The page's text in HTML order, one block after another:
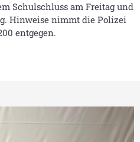
Schulschluss am Freitag und
Hinweise nimmt die Polizei
entgegen.